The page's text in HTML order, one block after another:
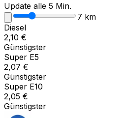
Update alle 5 Min.
7 km
Diesel
2,10 €
Günstigster
Super E5
2,07 €
Günstigster
Super E10
2,05 €
Günstigster